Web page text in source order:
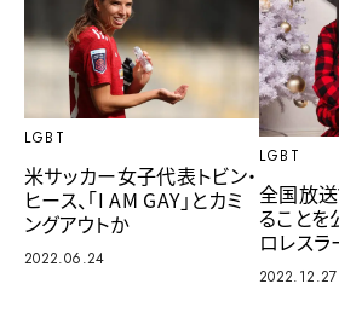
LGBT
米サッカー女子代表トビン・
ヒース、「I AM GAY」とカミ
ングアウトか
2022.06.24
LGBT
全国放
ることを
ロレス
2022.12.27